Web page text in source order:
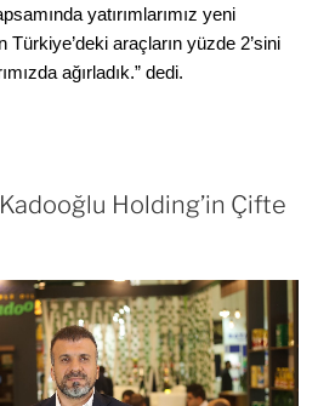
yatırımlarımız yeni
Türkiye’deki araçların yüzde 2’sini
ağırladık.” dedi.
Holding’in Çifte